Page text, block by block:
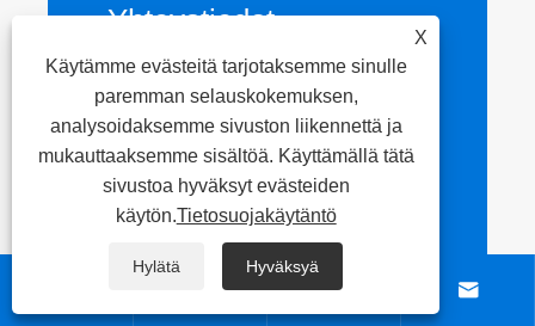
Yhteystiedot
 Osoite
kaupunki, Jiangsun
maakunta, Kiina
Puh
+86-13063605128
 
X
Käytämme evästeitä tarjotaksemme sinulle
paremman selauskokemuksen,
analysoidaksemme sivuston liikennettä ja
mukauttaaksemme sisältöä. Käyttämällä tätä
sivustoa hyväksyt evästeiden
käytön.Tietosuojakäytäntö
Hylätä Hyväksyä